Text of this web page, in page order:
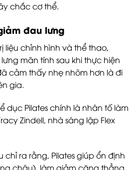
chắc cơ thể.
đau lưng
liệu chỉnh hình và thể thao,
mãn tính sau khi thực hiện
cảm thấy nhẹ nhõm hơn là đi
gia.
dục Pilates chính là nhân tố làm
Zindell, nhà sáng lập Flex
ra rằng, Pilates giúp ổn định
chậu), làm giảm căng thẳng